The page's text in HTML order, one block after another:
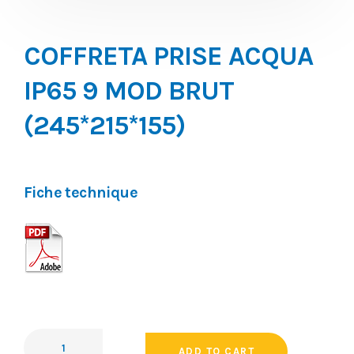
COFFRETA PRISE ACQUA
IP65 9 MOD BRUT
(245*215*155)
Fiche technique
ADD TO CART